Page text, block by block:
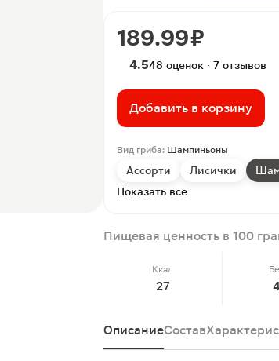
189.99 ₽
4.548 оценок · 7 отзывов
Добавить в корзину
Вид гриба: Шампиньоны
Ассорти Лисички
Показать все
Пищевая ценность в 100
Ккал
27
ОписаниеСостав